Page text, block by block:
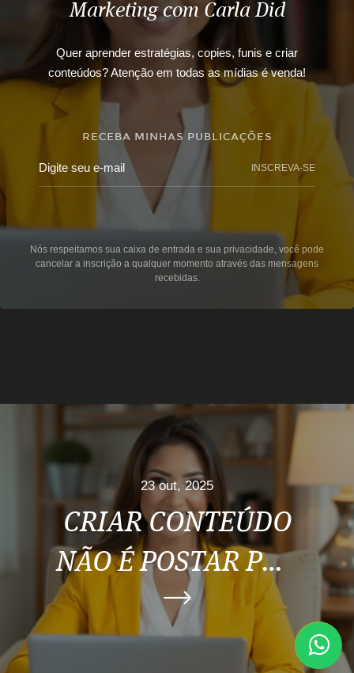
Marketing com Carla Did
Quer aprender estratégias, copies, funis e criar
conteúdos? Atenção em todas as mídias é venda!
RECEBA MINHAS PUBLICAÇÕES
INSCREVA-SE
Nós respeitamos sua caixa de entrada e sua privacidade, você pode
cancelar a inscrição a qualquer momento através das mensagens
recebidas.
23 out, 2025
CRIAR CONTEÚDO
NÃO É POSTAR POR
POSTAR. É
CONSTRUIR UM